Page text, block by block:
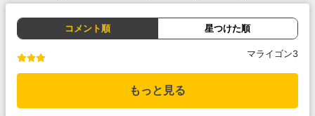
コメント順 星つけた順
マライゴン3
もっと見る